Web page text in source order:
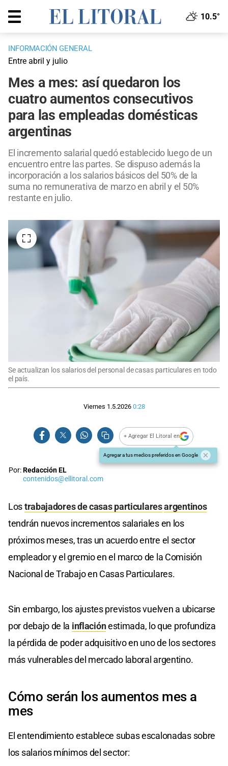
10.5°
INFORMACIÓN GENERAL
Entre abril y julio
Mes a mes: así quedaron los
cuatro aumentos consecutivos
para las empleadas domésticas
argentinas
El incremento salarial quedó establecido luego de un
encuentro entre las partes. Se dispuso además la
incorporación a los salarios básicos del 50% de la
suma no remunerativa de marzo en abril y el 50%
restante en julio.
Se actualizan los salarios del personal de casas particulares en todo
el país.
Viernes 1.5.2026 0:28
+ Agregar El Litoral en
Agregar a tus medios preferidos en Google
Por:Redacción EL
contenidos@ellitoral.com
Lostrabajadores de casas particularesargentinos
tendrán nuevos incrementos salariales en los
próximos meses, tras un acuerdo entre el sector
empleador y el gremio en el marco de la Comisión
Nacional de Trabajo en Casas Particulares.
Sin embargo, los ajustes previstos vuelven a ubicarse
por debajo de la inflaciónestimada, lo que profundiza
la pérdida de poder adquisitivo en uno de los sectores
más vulnerables del mercado laboral argentino.
Cómo serán los aumentos mes a
mes
El entendimiento establece subas escalonadas sobre
los salarios mínimos del sector: